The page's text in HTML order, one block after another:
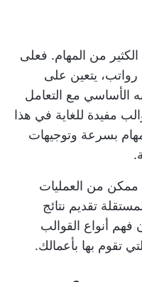
من المهام. فعلى
يتعين على
الأساسي مع التعامل
مفيدة للغاية في هذا
بسرعة وتوجيهات
ممكن من العمليات
تقديم نتائج
فهم أنواع القوالب
تقوم بها بأعمالك.